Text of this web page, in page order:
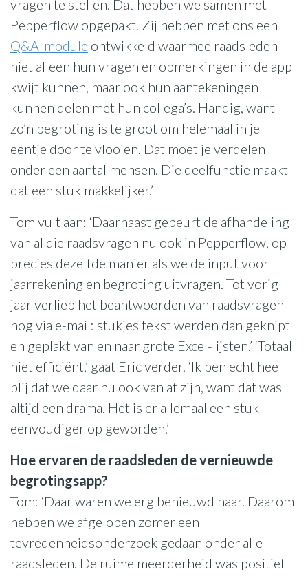
vragen te stellen. Dat hebben we samen met
Pepperflow opgepakt. Zij hebben met ons een
Q&A-module ontwikkeld waarmee raadsleden
niet alleen hun vragen en opmerkingen in de app
kwijt kunnen, maar ook hun aantekeningen
kunnen delen met hun collega’s. Handig, want
zo’n begroting is te groot om helemaal in je
eentje door te vlooien. Dat moet je verdelen
onder een aantal mensen. Die deelfunctie maakt
dat een stuk makkelijker.’
Tom vult aan: ‘Daarnaast gebeurt de afhandeling
van al die raadsvragen nu ook in Pepperflow, op
precies dezelfde manier als we de input voor
jaarrekening en begroting uitvragen. Tot vorig
jaar verliep het beantwoorden van raadsvragen
nog via e-mail: stukjes tekst werden dan geknipt
en geplakt van en naar grote Excel-lijsten.’ ‘Totaal
niet efficiënt,’ gaat Eric verder. ‘Ik ben echt heel
blij dat we daar nu ook van af zijn, want dat was
altijd een drama. Het is er allemaal een stuk
eenvoudiger op geworden.’
Hoe ervaren de raadsleden de vernieuwde
begrotingsapp?
Tom: ‘Daar waren we erg benieuwd naar. Daarom
hebben we afgelopen zomer een
tevredenheidsonderzoek gedaan onder alle
raadsleden. De ruime meerderheid was positief